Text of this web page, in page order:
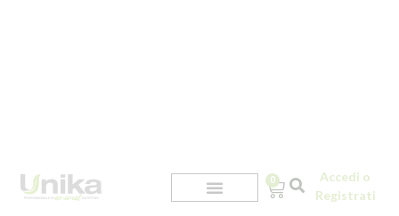
0
Accedi o
Registrati